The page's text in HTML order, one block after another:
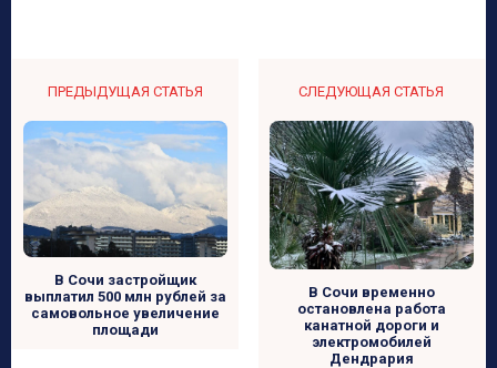
ПРЕДЫДУЩАЯ СТАТЬЯ
В Сочи застройщик
выплатил 500 млн рублей за
самовольное увеличение
площади
СЛЕДУЮЩАЯ СТАТЬЯ
В Сочи временно
остановлена работа
канатной дороги и
электромобилей
Дендрария